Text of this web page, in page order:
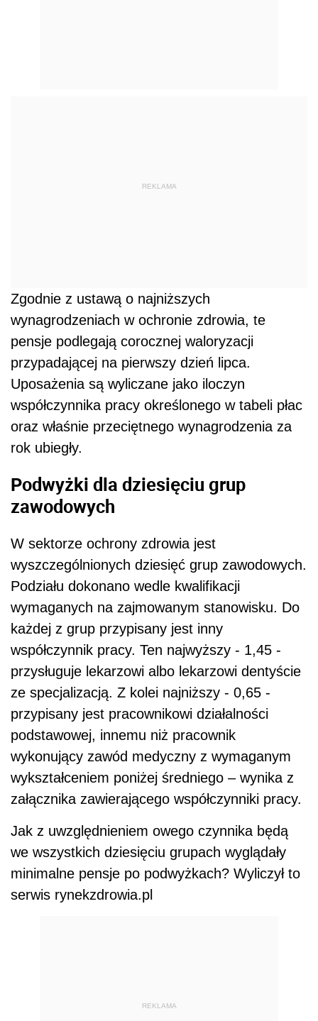
REKLAMA
Zgodnie z ustawą o najniższych
wynagrodzeniach w ochronie zdrowia, te
pensje podlegają corocznej waloryzacji
przypadającej na pierwszy dzień lipca.
Uposażenia są wyliczane jako iloczyn
współczynnika pracy określonego w tabeli płac
oraz właśnie przeciętnego wynagrodzenia za
rok ubiegły.
Podwyżki dla dziesięciu grup
zawodowych
W sektorze ochrony zdrowia jest
wyszczególnionych dziesięć grup zawodowych.
Podziału dokonano wedle kwalifikacji
wymaganych na zajmowanym stanowisku. Do
każdej z grup przypisany jest inny
współczynnik pracy. Ten najwyższy - 1,45 -
przysługuje lekarzowi albo lekarzowi dentyście
ze specjalizacją. Z kolei najniższy - 0,65 -
przypisany jest pracownikowi działalności
podstawowej, innemu niż pracownik
wykonujący zawód medyczny z wymaganym
wykształceniem poniżej średniego – wynika z
załącznika zawierającego współczynniki pracy.
Jak z uwzględnieniem owego czynnika będą
we wszystkich dziesięciu grupach wyglądały
minimalne pensje po podwyżkach? Wyliczył to
serwis rynekzdrowia.pl
REKLAMA